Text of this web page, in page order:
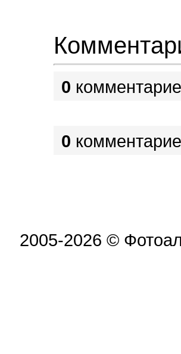
0
0
2005-2026 ©